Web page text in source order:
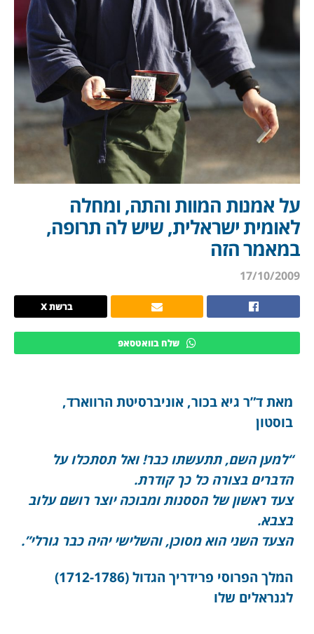
על אמנות המוות והתה, ומחלה
לאומית ישראלית, שיש לה תרופה,
במאמר הזה
17/10/2009
ברשת X
שלח בוואטסאפ
מאת ד”ר גיא בכור, אוניברסיטת הרווארד,
בוסטון
“למען השם, תתעשתו כבר! ואל תסתכלו על
הדברים בצורה כל כך קודרת.
צעד ראשון של הססנות ומבוכה יוצר רושם עלוב
בצבא.
הצעד השני הוא מסוכן, והשלישי יהיה כבר גורלי”.
המלך הפרוסי פרידריך הגדול (1712-1786)
לגנראלים שלו